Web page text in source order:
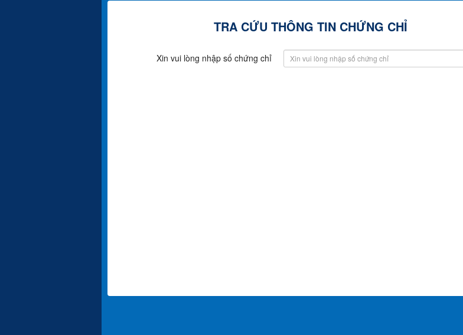
TRA CỨU THÔNG TIN CHỨNG CHỈ
Xin vui lòng nhập số chứng chỉ